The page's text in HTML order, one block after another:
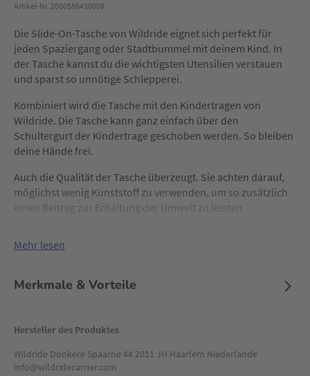
Artikel-Nr. 2000586430008
Die Slide-On-Tasche von Wildride eignet sich perfekt für
jeden Spaziergang oder Stadtbummel mit deinem Kind. In
der Tasche kannst du die wichtigsten Utensilien verstauen
und sparst so unnötige Schlepperei.
Kombiniert wird die Tasche mit den Kindertragen von
Wildride. Die Tasche kann ganz einfach über den
Schultergurt der Kindertrage geschoben werden. So bleiben
deine Hände frei.
Auch die Qualität der Tasche überzeugt. Sie achten darauf,
möglichst wenig Kunststoff zu verwenden, um so zusätzlich
einen Beitrag zur Erhaltung der Umwelt zu leisten.
Mehr lesen
Merkmale & Vorteile
Hersteller des Produktes
Wildride Donkere Spaarne 44 2011 JH Haarlem Niederlande
info@wildridecarrier.com